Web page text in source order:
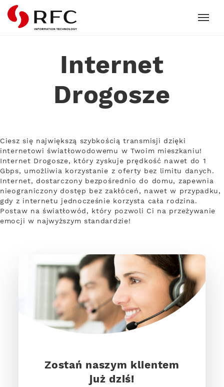
RFC
Internet
Drogosze
Ciesz się największą szybkością transmisji dzięki
internetowi światłowodowemu w Twoim mieszkaniu!
Internet Drogosze, który zyskuje prędkość nawet do 1
Gbps, umożliwia korzystanie z oferty bez limitu danych.
Internet, dostarczony bezpośrednio do domu, zapewnia
nieograniczony dostęp bez zakłóceń, nawet w przypadku,
gdy z internetu jednocześnie korzysta cała rodzina.
Postaw na światłowód, który pozwoli Ci na przeżywanie
emocji w najwyższym standardzie!
Zostań naszym klientem
już dziś!